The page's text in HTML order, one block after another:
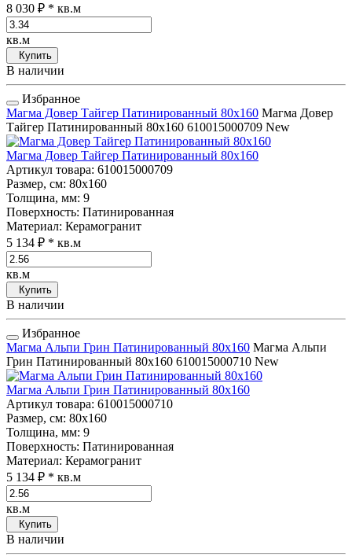
8 030 ₽ * кв.м
кв.м
Купить
В наличии
Избранное
Магма Довер Тайгер Патинированный 80x160 Магма Довер
Тайгер Патинированный 80x160 610015000709 New
Магма Довер Тайгер Патинированный 80x160
Артикул товара: 610015000709
Размер, см: 80x160
Толщина, мм: 9
Поверхность: Патинированная
Материал: Керамогранит
5 134 ₽ * кв.м
кв.м
Купить
В наличии
Избранное
Магма Альпи Грин Патинированный 80x160 Магма Альпи
Грин Патинированный 80x160 610015000710 New
Магма Альпи Грин Патинированный 80x160
Артикул товара: 610015000710
Размер, см: 80x160
Толщина, мм: 9
Поверхность: Патинированная
Материал: Керамогранит
5 134 ₽ * кв.м
кв.м
Купить
В наличии